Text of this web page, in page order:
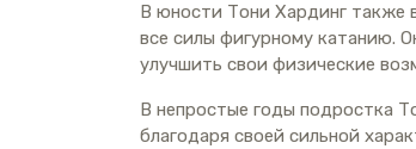
В юности Тони Хардинг также
все силы фигурному катанию.
улучшить свои физические
В непростые годы подростка
благодаря своей сильной